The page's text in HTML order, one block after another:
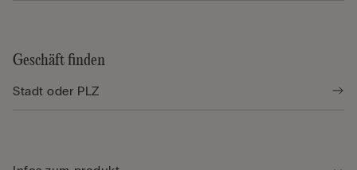
Geschäft finden